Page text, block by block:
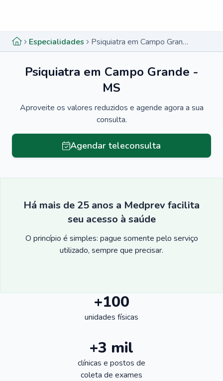
Especialidades Psiquiatra em Campo Grande - MS
Psiquiatra em Campo Grande -
MS
Aproveite os valores reduzidos e agende agora a sua
consulta.
Agendar teleconsulta
Há mais de 25 anos a Medprev facilita
seu acesso à saúde
O princípio é simples: pague somente pelo serviço
utilizado, sempre que precisar.
+100
unidades físicas
+3 mil
clínicas e postos de
coleta de exames